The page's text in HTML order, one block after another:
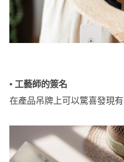
• 工藝師的簽名
在產品吊牌上可以驚喜發現